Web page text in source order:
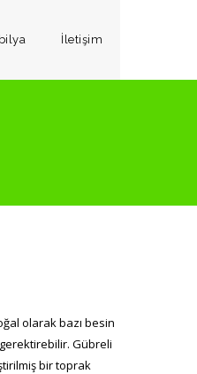
İletişim
olarak bazı besin
Gübreli
bir toprak